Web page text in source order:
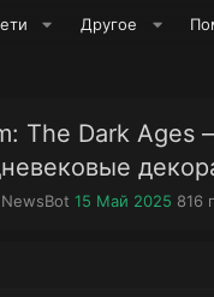
Другое
The Dark
А
NewsBot Д
15 Май 2025 П
816